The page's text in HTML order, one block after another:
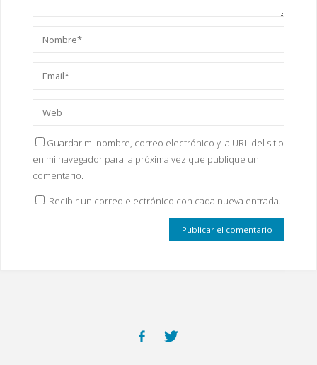
Guardar mi nombre, correo electrónico y la URL del sitio
en mi navegador para la próxima vez que publique un
comentario.
Recibir un correo electrónico con cada nueva entrada.